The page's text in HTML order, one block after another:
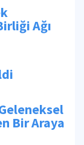
Ağı
Bir Araya